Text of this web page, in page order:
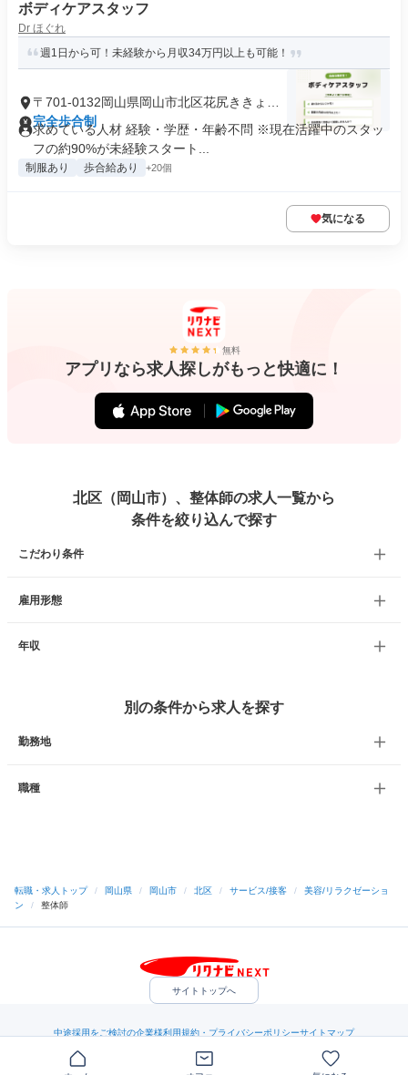
ボディケアスタッフ
Dr ほぐれ
週1日から可！未経験から月収34万円以上も可能！
〒701-0132岡山県岡山市北区花尻ききょう
町
完全歩合制
求めている人材 経験・学歴・年齢不問 ※現在活躍中のスタッ
フの約90%が未経験スタート...
制服あり 歩合給あり +20個
気になる
無料
アプリなら求人探しがもっと快適に！
北区（岡山市）、整体師の求人一覧から
条件を絞り込んで探す
こだわり条件
雇用形態
年収
別の条件から求人を探す
勤務地
職種
転職・求人トップ / 岡山県 / 岡山市 / 北区 / サービス/接客 /
美容/リラクゼーショ
ン
/ 整体師
サイトトップへ
中途採用をご検討の企業様利用規約・プライバシーポリシーサイトマップ
（C）Indeed Inc.